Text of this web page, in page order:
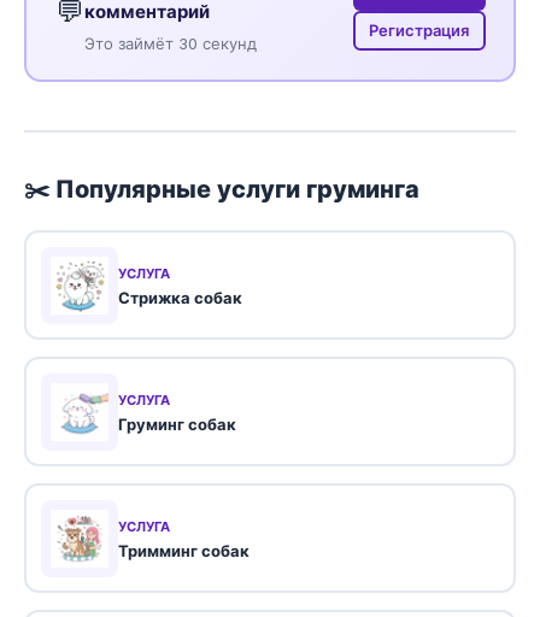
💬комментарий
Это займёт 30 секунд
Регистрация
✂️ Популярные услуги груминга
УСЛУГА
Стрижка собак
УСЛУГА
Груминг собак
УСЛУГА
Тримминг собак